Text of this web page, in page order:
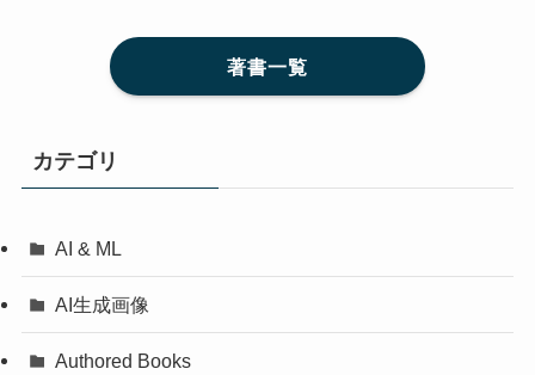
著書一覧
カテゴリ
AI & ML
AI生成画像
Authored Books